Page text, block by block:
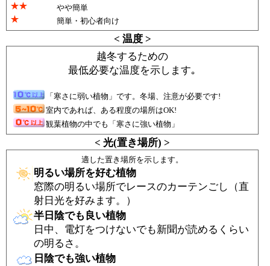
やや簡単
簡単・初心者向け
< 温度 >
越冬するための
最低必要な温度を示します｡
「寒さに弱い植物」です。冬場、注意が必要です!
室内であれば、ある程度の場所はOK!
観葉植物の中でも「寒さに強い植物」
< 光(置き場所) >
適した置き場所を示します。
明るい場所を好む植物
窓際の明るい場所でレースのカーテンごし（直
射日光を好みます。）
半日陰でも良い植物
日中、電灯をつけないでも新聞が読めるくらい
の明るさ。
日陰でも強い植物